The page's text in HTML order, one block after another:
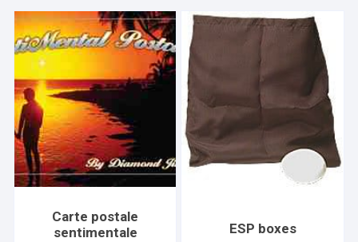
Carte postale
sentimentale
ESP boxes